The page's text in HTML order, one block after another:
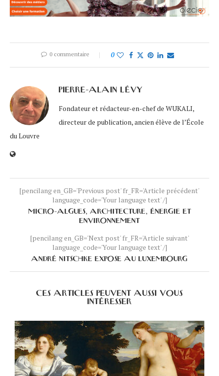
0 commentaire 0
PIERRE-ALAIN LÉVY
Fondateur et rédacteur-en-chef de WUKALI,
directeur de publication, ancien élève de l’École
du Louvre
[pencilang en_GB='Previous post' fr_FR='Article précédent'
language_code='Your language text' /]
MICRO-ALGUES, ARCHITECTURE, ÉNERGIE ET
ENVIRONNEMENT
[pencilang en_GB='Next post' fr_FR='Article suivant'
language_code='Your language text' /]
ANDRÉ NITSCHKE EXPOSE AU LUXEMBOURG
CES ARTICLES PEUVENT AUSSI VOUS
INTÉRESSER